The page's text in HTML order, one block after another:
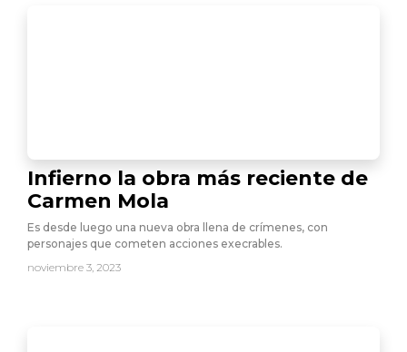
Infierno la obra más reciente de
Carmen Mola
Es desde luego una nueva obra llena de crímenes, con
personajes que cometen acciones execrables.
noviembre 3, 2023